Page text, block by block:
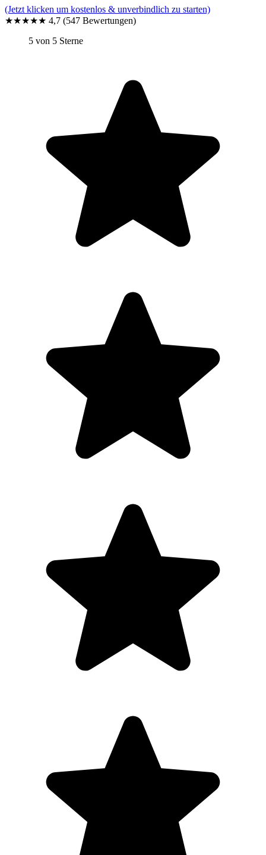
(Jetzt klicken um kostenlos & unverbindlich zu starten)
★★★★★ 4,7 (547 Bewertungen)
5 von 5 Sterne